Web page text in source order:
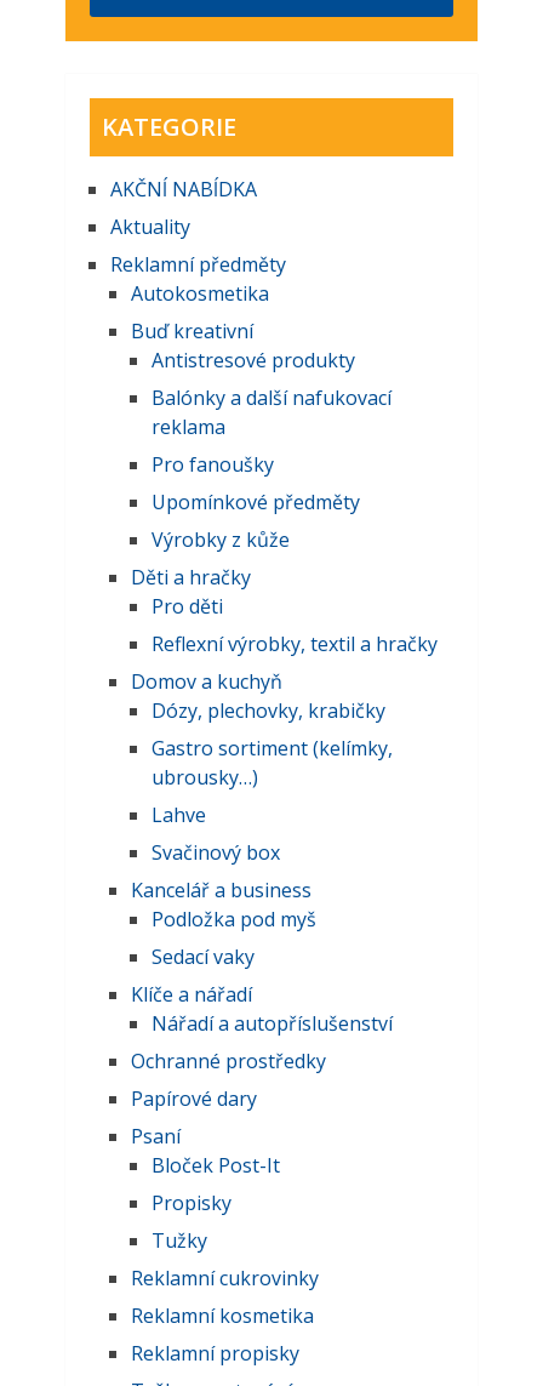
KATEGORIE
AKČNĺ NABĺDKA
Aktuality
Reklamní předměty
Autokosmetika
Buď kreativní
Antistresové produkty
Balónky a další nafukovací
reklama
Pro fanoušky
Upomínkové předměty
Výrobky z kůže
Děti a hračky
Pro děti
Reflexní výrobky, textil a hračky
Domov a kuchyň
Dózy, plechovky, krabičky
Gastro sortiment (kelímky,
ubrousky…)
Lahve
Svačinový box
Kancelář a business
Podložka pod myš
Sedací vaky
Klíče a nářadí
Nářadí a autopříslušenství
Ochranné prostředky
Papírové dary
Psaní
Bloček Post-It
Propisky
Tužky
Reklamní cukrovinky
Reklamní kosmetika
Reklamní propisky